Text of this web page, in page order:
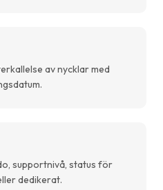
av nycklar med
supportnivå, status för
dedikerat.